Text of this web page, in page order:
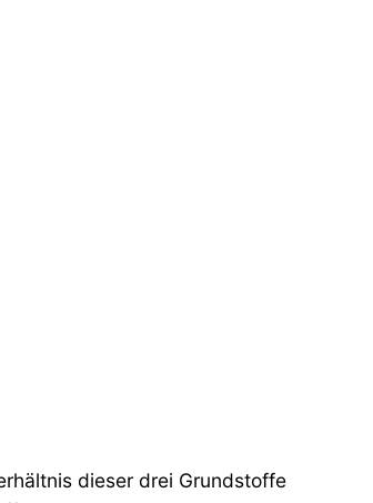
dieser drei Grundstoffe